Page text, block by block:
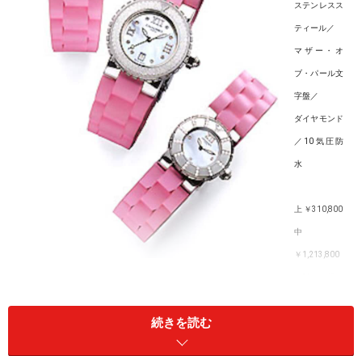
ステンレスス
ティール／
マザー・オ
ブ・パール文
字盤／
ダイヤモンド
／10気圧防
水
上 ￥310,800
中
￥1,213,800
続きを読む